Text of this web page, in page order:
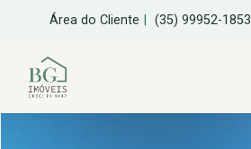
Área do Cliente (35) 99952-1853